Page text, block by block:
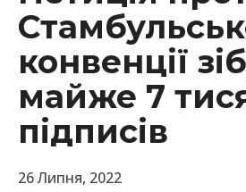
конвенції
майже 7
підписів
26 Липня, 2022